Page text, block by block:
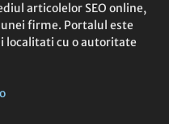
articolelor SEO online,
firme. Portalul este
localitati cu o autoritate